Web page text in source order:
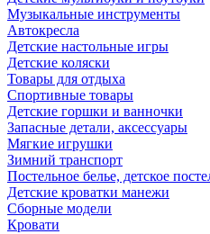
Музыкальные инструменты
Автокресла
Детские настольные игры
Детские коляски
Товары для отдыха
Спортивные товары
Детские горшки и ванночки
Запасные детали, аксессуары
Мягкие игрушки
Зимний транспорт
Постельное белье, детское
Детские кроватки манежи
Сборные модели
Кровати